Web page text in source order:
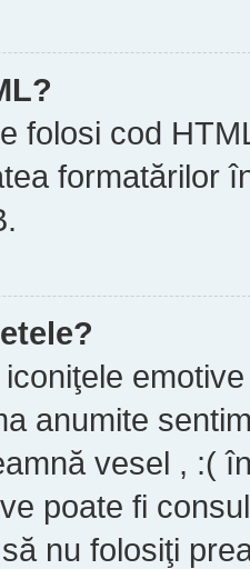
folosi cod
formatărilor
anumite
vesel , :(
poate fi
nu folosiţi